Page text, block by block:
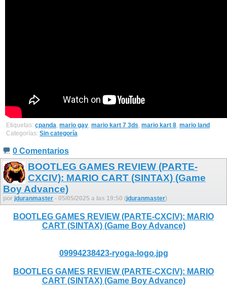
Etiquetas: çpanda, mario gay, mario kart 7 3ds, mario kart 8, mario land
Categorías: Sin categoría
0 Comentarios
BOOTLEG GAMES REVIEW (PARTE-
CXCIV): MARIO CART (SINTAX) (Game
Boy Advance)
por jduranmaster - 05/05/2025 a las 19:50 (jduranmaster)
BOOTLEG GAMES REVIEW (PARTE-CXCIV): MARIO
CART (SINTAX) (Game Boy Advance)
09994238423-ryoga-logo.jpg
BOOTLEG GAMES REVIEW (PARTE-CXCIV): MARIO
CART (SINTAX) (Game Boy Advance)